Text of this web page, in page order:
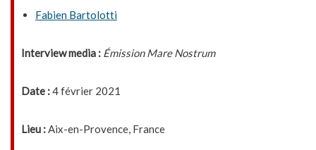
Fabien Bartolotti
Interview media : Émission Mare Nostrum
Date :4 février 2021
Lieu :Aix-en-Provence, France